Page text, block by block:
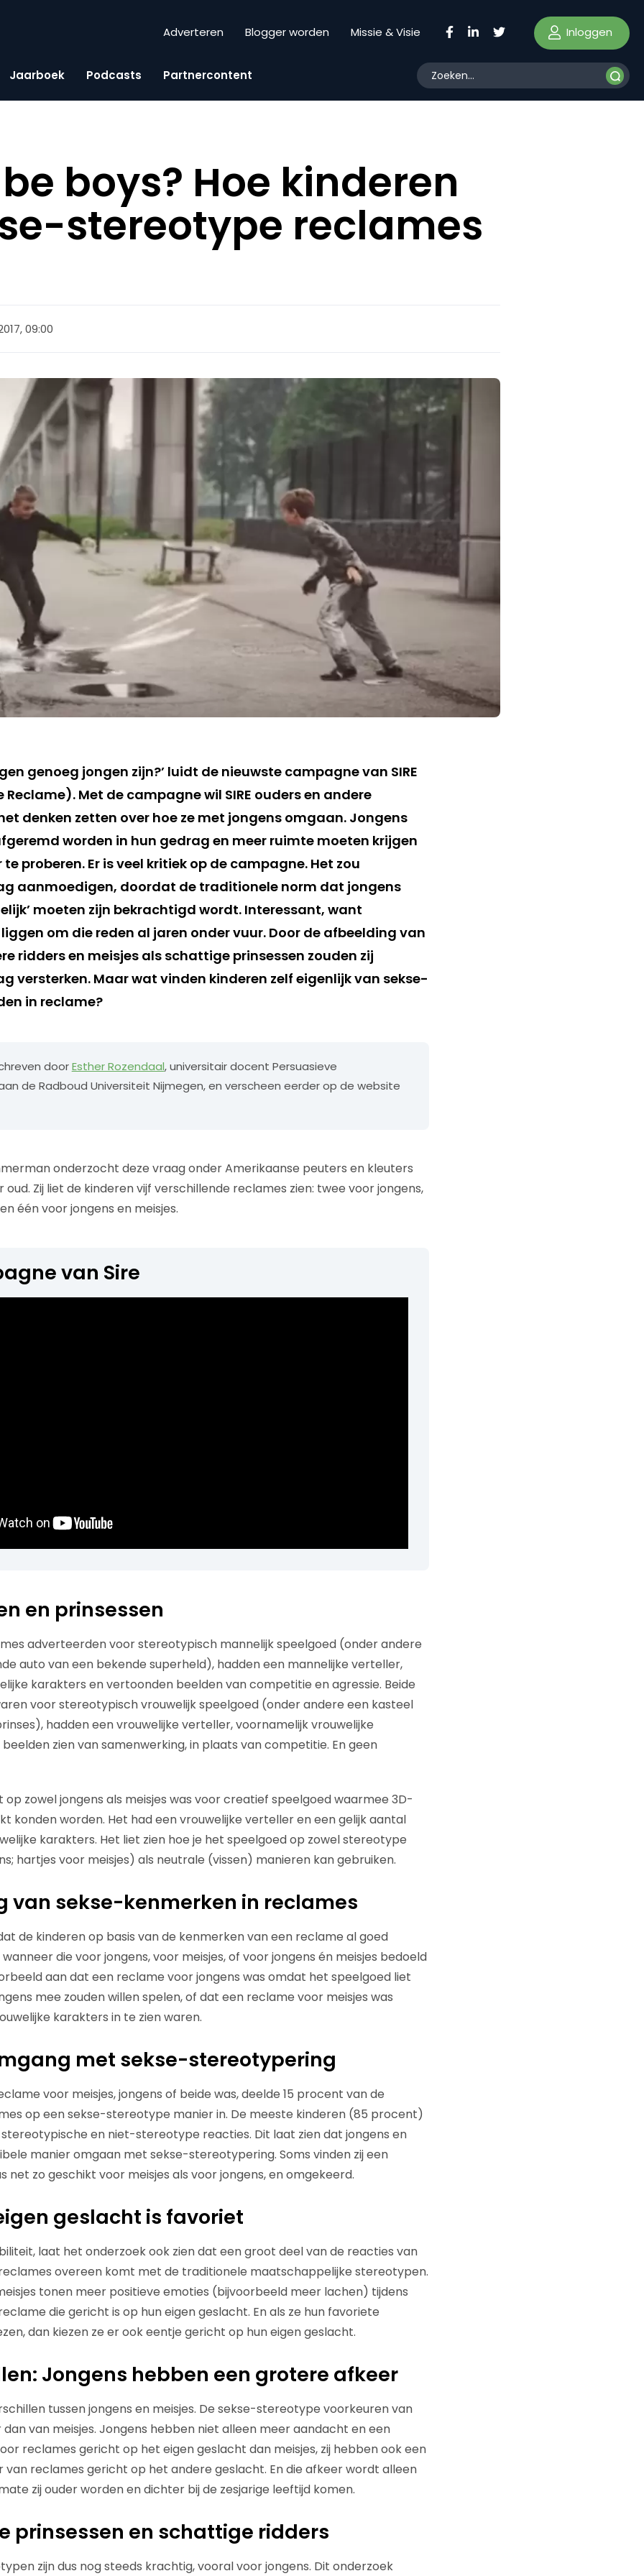
Adverteren Blogger worden Missie & Visie Inloggen
Jaarboek Podcasts Partnercontent
boys? Hoe kinderen
stereotype reclames
09:00
genoeg jongen zijn?’ luidt de nieuwste campagne van SIRE
Met de campagne wil SIRE ouders en andere
denken zetten over hoe ze met jongens omgaan. Jongens
worden in hun gedrag en meer ruimte moeten krijgen
proberen. Er is veel kritiek op de campagne. Het zou
aanmoedigen, doordat de traditionele norm dat jongens
moeten zijn bekrachtigd wordt. Interessant, want
om die reden al jaren onder vuur. Door de afbeelding van
ridders en meisjes als schattige prinsessen zouden zij
versterken. Maar wat vinden kinderen zelf eigenlijk van sekse-
in reclame?
doorEsther Rozendaal, universitair docent Persuasieve
de Radboud Universiteit Nijmegen, en verscheen eerder op de website
onderzocht deze vraag onder Amerikaanse peuters en kleuters
oud. Zij liet de kinderen vijf verschillende reclames zien: twee voor jongens,
één voor jongens en meisjes.
van Sire
en prinsessen
adverteerden voor stereotypisch mannelijk speelgoed (onder andere
auto van een bekende superheld), hadden een mannelijke verteller,
karakters en vertoonden beelden van competitie en agressie. Beide
voor stereotypisch vrouwelijk speelgoed (onder andere een kasteel
hadden een vrouwelijke verteller, voornamelijk vrouwelijke
zien van samenwerking, in plaats van competitie. En geen
zowel jongens als meisjes was voor creatief speelgoed waarmee 3D-
konden worden. Het had een vrouwelijke verteller en een gelijk aantal
karakters. Het liet zien hoe je het speelgoed op zowel stereotype
hartjes voor meisjes) als neutrale (vissen) manieren kan gebruiken.
van sekse-kenmerken in reclames
de kinderen op basis van de kenmerken van een reclame al goed
die voor jongens, voor meisjes, of voor jongens én meisjes bedoeld
aan dat een reclame voor jongens was omdat het speelgoed liet
mee zouden willen spelen, of dat een reclame voor meisjes was
karakters in te zien waren.
met sekse-stereotypering
voor meisjes, jongens of beide was, deelde 15 procent van de
op een sekse-stereotype manier in. De meeste kinderen (85 procent)
en niet-stereotype reacties. Dit laat zien dat jongens en
manier omgaan met sekse-stereotypering. Soms vinden zij een
net zo geschikt voor meisjes als voor jongens, en omgekeerd.
geslacht is favoriet
laat het onderzoek ook zien dat een groot deel van de reacties van
overeen komt met de traditionele maatschappelijke stereotypen.
tonen meer positieve emoties (bijvoorbeeld meer lachen) tijdens
die gericht is op hun eigen geslacht. En als ze hun favoriete
dan kiezen ze er ook eentje gericht op hun eigen geslacht.
Jongens hebben een grotere afkeer
tussen jongens en meisjes. De sekse-stereotype voorkeuren van
dan van meisjes. Jongens hebben niet alleen meer aandacht en een
reclames gericht op het eigen geslacht dan meisjes, zij hebben ook een
reclames gericht op het andere geslacht. En die afkeer wordt alleen
zij ouder worden en dichter bij de zesjarige leeftijd komen.
prinsessen en schattige ridders
zijn dus nog steeds krachtig, vooral voor jongens. Dit onderzoek